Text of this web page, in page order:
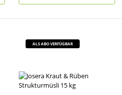
ALS ABO VERFÜGBAR